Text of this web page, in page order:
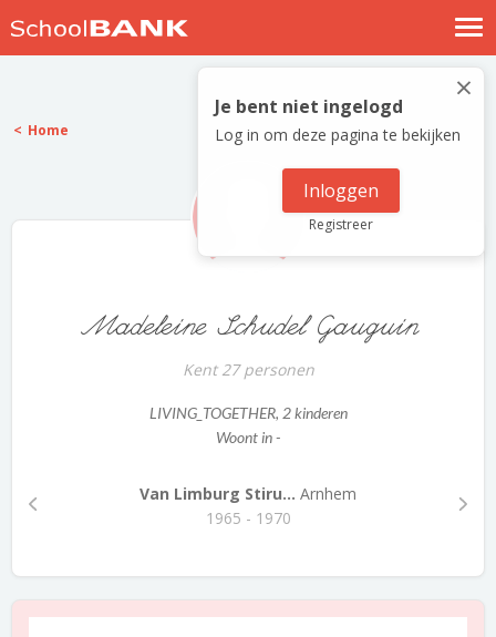
Nostalgische verhalen
Log in
Meld je gratis aan
×
Je bent niet ingelogd
Log in om deze pagina te bekijken
Inloggen
Registreer
Home
Madeleine Schudel Gauguin
Kent 27 personen
LIVING_TOGETHER, 2 kinderen
Woont in -
Van Limburg Stiru... Arnhem
1965 - 1970